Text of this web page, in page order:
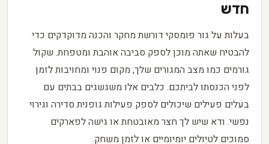
חדש
בעלות על גור פומסקי דורשת מחקר והכנה מדוקדקים כדי
להבטיח שאתה מוכן לספק סביבה אוהבת ומטפחת. שקול
גורמים כמו מצב המגורים שלך, מקום פנוי ומחויבות לזמן
לפני הכנסתו לביתכם. כלבים אלו משגשגים בבתים עם
בעלים פעילים שיכולים לספק פעילות גופנית סדירה וגירוי
נפשי. ודא שיש לך חצר מאובטחת או גישה לפארקים
סמוכים לטיולים יומיומיים או לזמן משחק.